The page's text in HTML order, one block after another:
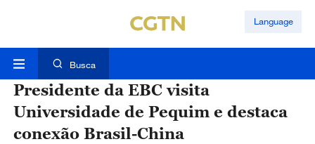
Language
Busca
Presidente da EBC visita
Universidade de Pequim e destaca
conexão Brasil-China